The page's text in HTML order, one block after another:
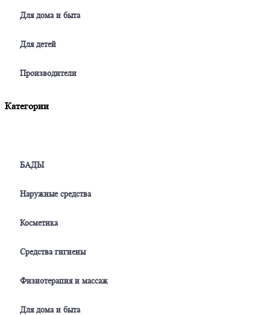
Для дома и быта
Для детей
Производители
Категории
БАДЫ
Наружные средства
Косметика
Средства гигиены
Физиотерапия и массаж
Для дома и быта